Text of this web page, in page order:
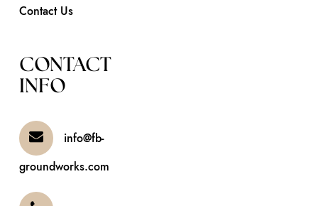
Contact Us
CONTACT
INFO
info@fb-
groundworks.com